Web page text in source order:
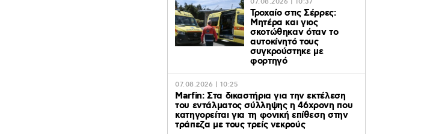
07.08.2026 | 10:37
Τροχαίο στις Σέρρες:
Μητέρα και γιος
σκοτώθηκαν όταν το
αυτοκίνητό τους
συγκρούστηκε με
φορτηγό
07.08.2026 | 10:25
Marfin: Στα δικαστήρια για την εκτέλεση
του εντάλματος σύλληψης η 46χρονη που
κατηγορείται για τη φονική επίθεση στην
τράπεζα με τους τρείς νεκρούς